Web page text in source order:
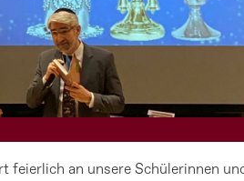
feierlich an unsere Schülerinnen